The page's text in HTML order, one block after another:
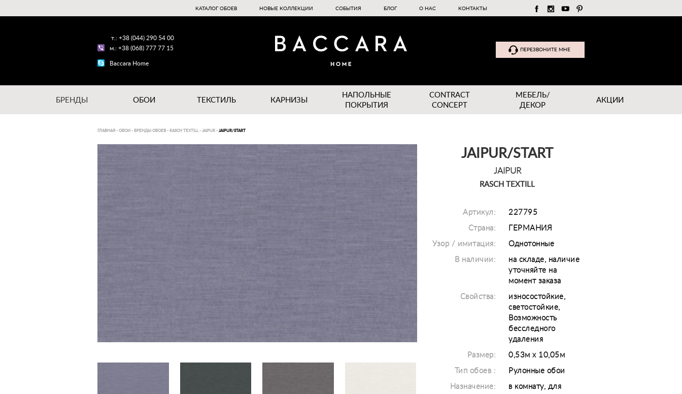
КАТАЛОГ ОБОЕВ НОВЫЕ КОЛЛЕКЦИИ СОБЫТИЯ БЛОГ О НАС КОНТАКТЫ
т.: +38 (044) 290 54 00
м.: +38 (068) 777 77 15
Baccara Home
ПЕРЕЗВОНИТЕ МНЕ
БРЕНДЫ ОБОИ ТЕКСТИЛЬ КАРНИЗЫ
НАПОЛЬНЫЕ
ПОКРЫТИЯ
CONTRACT
CONCEPT
МЕБЕЛЬ/
ДЕКОР
АКЦИИ
ГЛАВНАЯ - ОБОИ - БРЕНДЫ ОБОЕВ - RASCH TEXTILL- JAIPUR - JAIPUR/START
JAIPUR/START
JAIPUR
RASCH TEXTILL
Артикул: 227795
Страна: ГЕРМАНИЯ
Узор / имитация: Однотонные
В наличии:
на складе, наличие
уточняйте на
момент заказа
Свойства:
износостойкие,
светостойкие,
Возможность
бесследного
удаления
Размер: 0,53м х 10,05м
Тип обоев : Рулонные обои
Назначение:
в комнату, для